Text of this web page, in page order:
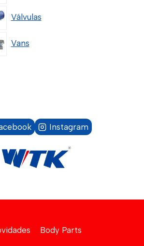
Válvulas
Vans
Instagram
Body Parts